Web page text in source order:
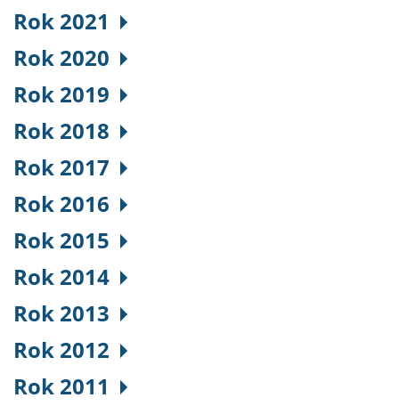
Rok 2021
Rok 2020
Rok 2019
Rok 2018
Rok 2017
Rok 2016
Rok 2015
Rok 2014
Rok 2013
Rok 2012
Rok 2011